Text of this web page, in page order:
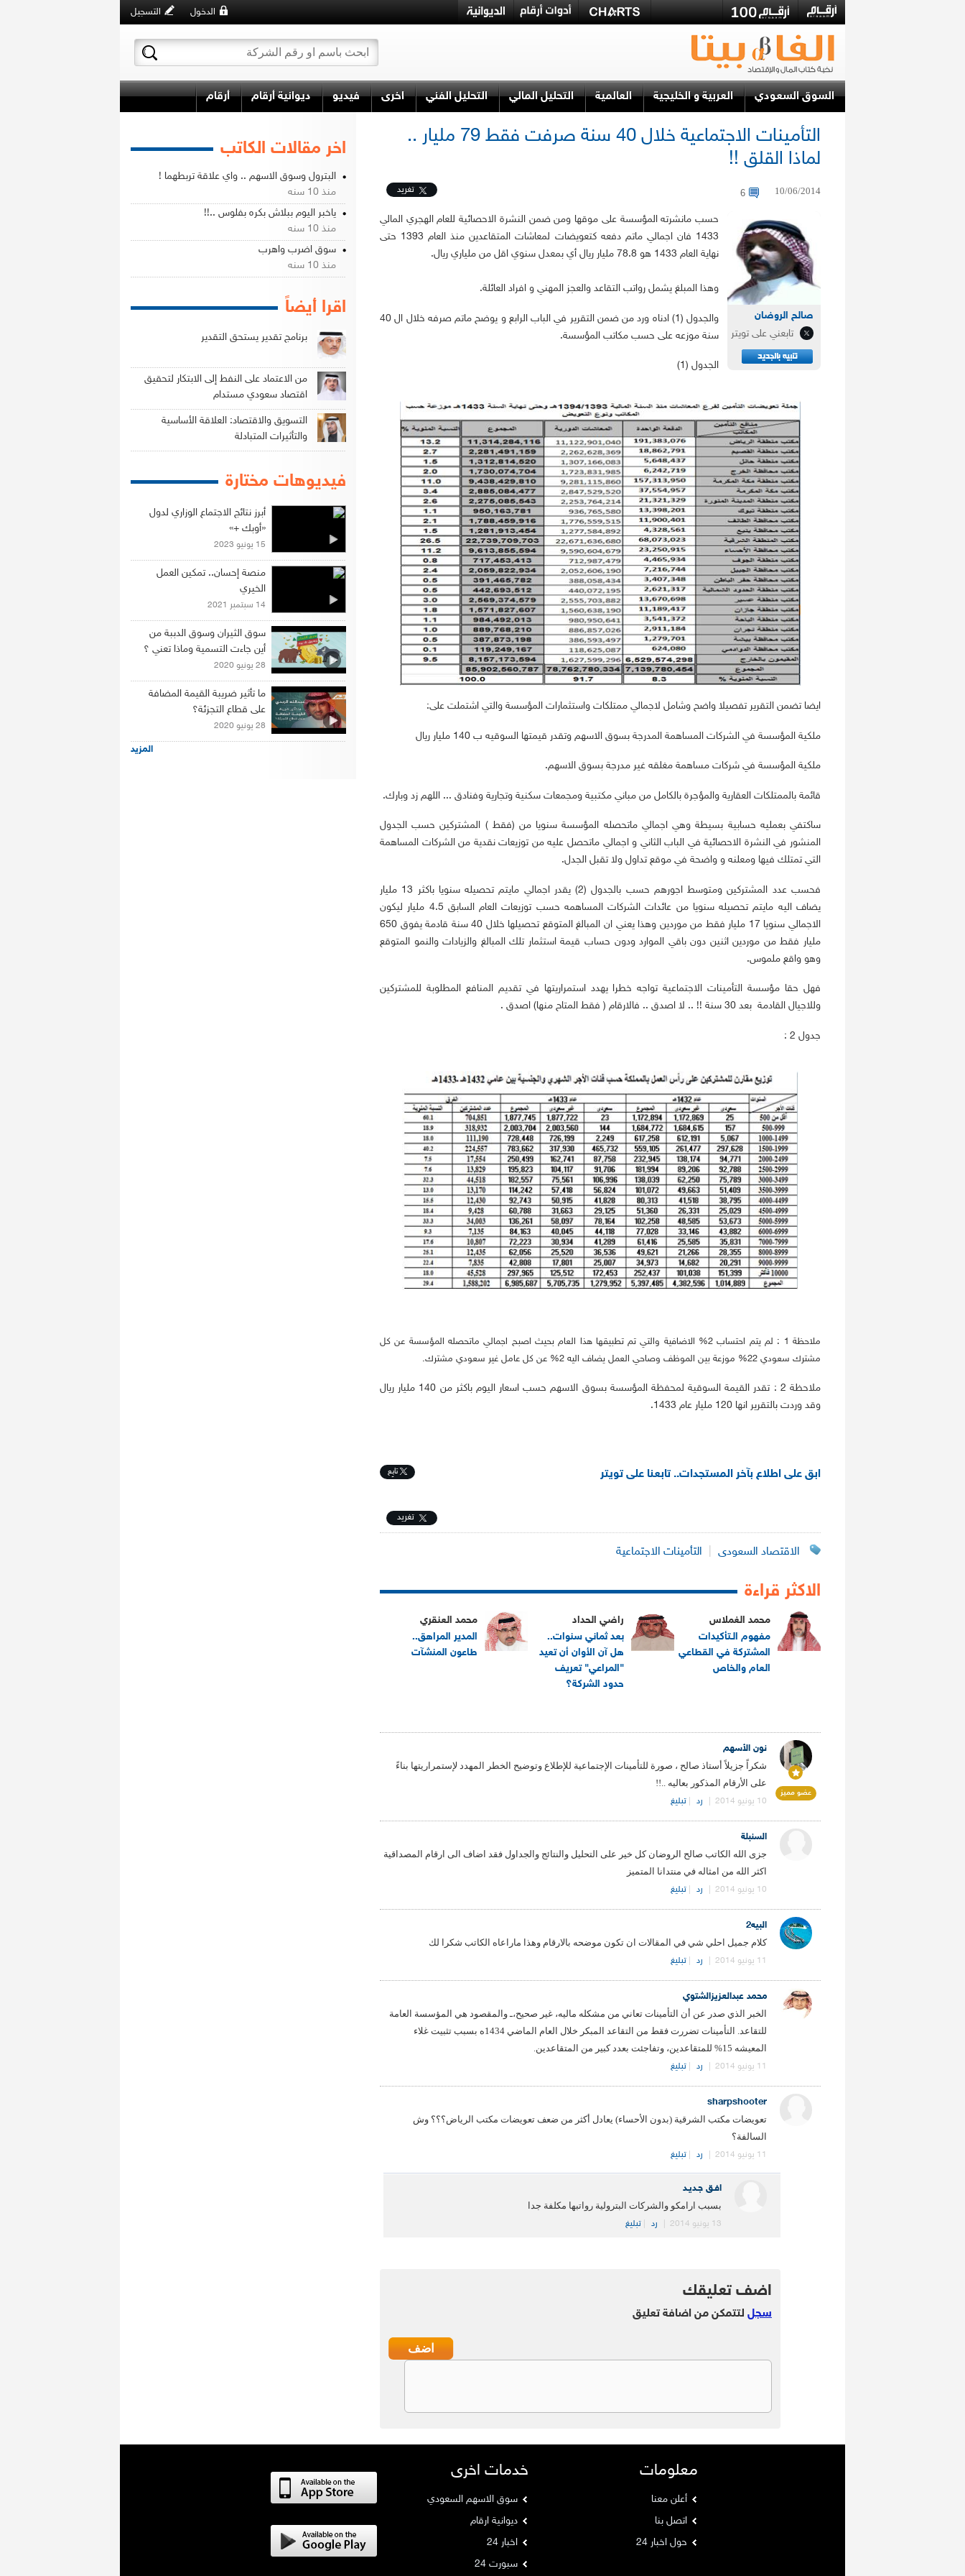
التسجيل الدخول
السوق السعودي العربية و الخليجية العالمية التحليل المالي التحليل الفني اخرى فيديو ديوانية أرقام أرقام
التأمينات الاجتماعية خلال 40 سنة صرفت فقط 79 مليار ..
لماذا القلق !!
10/06/2014
6 تغريد
صالح الروضان
تابعني على تويتر
حسب مانشرته المؤسسة على موقها ومن ضمن النشرة الاحصائية للعام الهجري المالي
1433 فان اجمالي ماتم دفعه كتعويضات لمعاشات المتقاعدين منذ العام 1393 حتى
نهاية العام 1433 هو 78.8 مليار ريال أي بمعدل سنوي اقل من ملياري ريال.
وهذا المبلغ يشمل رواتب التقاعد والعجز المهني و افراد العائلة.
والجدول (1) ادناه ورد من ضمن التقرير في الباب الرابع و يوضح ماتم صرفه خلال ال 40
سنة موزعه على حسب مكاتب المؤسسة.
الجدول (1)
ايضا تضمن التقرير تفصيلا واضح وشامل لاجمالي ممتلكات واستثمارات المؤسسة والتي اشتملت على:
ملكية المؤسسة في الشركات المساهمة المدرجة بسوق الاسهم وتقدر قيمتها السوقيه ب 140 مليار ريال
ملكية المؤسسة في شركات مساهمة مغلقه غير مدرجة بسوق الاسهم.
قائمة بالممتلكات العقارية والمؤجرة بالكامل من مباني مكتبية ومجمعات سكنية وتجارية وفنادق ... اللهم زد وبارك.
ساكتفي بعمليه حسابية بسيطة وهي اجمالي ماتحصله المؤسسة سنويا من (فقط ) المشتركين حسب الجدول
المنشور في النشرة الاحصائية في الباب الثاني و اجمالي ماتحصل عليه من توزيعات نقدية من الشركات المساهمة
التي تمتلك فيها ومعلنه و واضحة في موقع تداول ولا تقبل الجدل.
فحسب عدد المشتركين ومتوسط اجورهم حسب بالجدول (2) يقدر اجمالي مايتم تحصيله سنويا باكثر 13 مليار
يضاف اليه مايتم تحصيله سنويا من عائدات الشركات المساهمه حسب توزيعات العام السابق 4.5 مليار ليكون
الاجمالي سنويا 17 مليار فقط من موردين وهذا يعني ان المبالغ المتوقع تحصيلها خلال 40 سنة قادمة يفوق 650
مليار فقط من موردين اثنين دون باقي الموارد ودون حساب قيمة استثمار تلك المبالغ والزيادات والنمو المتوقع
وهو واقع ملموس.
فهل حقا مؤسسة التأمينات الاجتماعية تواجه خطرا يهدد استمراريتها في تقديم المنافع المطلوبة للمشتركين
وللاجيال القادمة بعد 30 سنة !! .. لا اصدق .. فالارقام ( فقط المتاح منها) اصدق .
جدول 2 :
ملاحظة 1 : لم يتم احتساب 2% الاضافية والتي تم تطبيقها هذا العام بحيث اصبح اجمالي ماتحصله المؤسسة عن كل
مشترك سعودي 22% موزعة بين الموظف وصاحي العمل يضاف اليه 2% عن كل عامل غير سعودي مشترك.
ملاحظة 2 : تقدر القيمة السوقية لمحفظة المؤسسة بسوق الاسهم حسب اسعار اليوم باكثر من 140 مليار ريال
وقد وردت بالتقرير انها 120 مليار عام 1433.
ابق على اطلاع بآخر المستجدات.. تابعنا على تويتر تابِع
تغريد
الاقتصاد السعودى التأمينات الاجتماعية
الاكثر قراءة
محمد الغملاس
مفهوم الـتأكيدات
المشتركة في القطاعي
العام والخاص
راضي الحداد
بعد ثماني سنوات..
هل آن الأوان أن تعيد
"المراعي" تعريف
حدود الشركة؟
محمد العنقري
المدير المراهق..
طاعون المنشآت
عضو مميز
نون الأسهم
شكراً جزيلاً أستاذ صالح ، صورة للتأمينات الإجتماعية للإطلاع وتوضيح الخطر المهدد لإستمراريتها بناءً
على الأرقام المذكور بعاليه ..!!
10 يونيو 2014 رد تبليغ
السنبلة
جزى الله الكاتب صالح الروضان كل خير على التحليل والنتائج والجداول فقد اضاف الى ارقام المصداقية
اكثر الله من امثاله في منتدانا المتميز
10 يونيو 2014 رد تبليغ
البيه2
كلام جميل احلي شي في المقالات ان تكون موضحه بالارقام وهذا ماراعاه الكاتب شكرا لك
11 يونيو 2014 رد تبليغ
محمد عبدالعزيزالشتوي
الخبر الذي صدر عن أن التأمينات تعاني من مشكله ماليه، غير صحيح،ـ والمقصود هي المؤسسة العامة
للتقاعد. التأمينات تضررت فقط من التقاعد المبكر خلال العام الماضي 1434ه بسبب تثبيت غلاء
المعيشه 15% للمتقاعدين، وتفاجئت بعدد كبير من المتقاعدين.
11 يونيو 2014 رد تبليغ
sharpshooter
تعويضات مكتب الشرقية (بدون الأحساء) يعادل أكثر من ضعف تعويضات مكتب الرياض؟؟؟ وش
السالفة؟
11 يونيو 2014 رد تبليغ
افـق جـديـد
بسبب ارامكو والشركات البترولية رواتبها مكلفة جدا
13 يونيو 2014 رد تبليغ
اضف تعليقك
سجل لتتمكن من اضافة تعليق
اخر مقالات الكاتب
البترول وسوق الاسهم .. واي علاقة تربطهما !
منذ 10 سنه
ياخبر اليوم ببلاش بكره بفلوس ..!!
منذ 10 سنه
سوق اضرب واهرب
منذ 10 سنه
اقرا أيضاً
برنامج تقدير يستحق التقدير
من الاعتماد على النفط إلى الابتكار لتحقيق
اقتصاد سعودي مستدام
التسويق والاقتصاد: العلاقة الأساسية
والتأثيرات المتبادلة
فيديوهات مختارة
أبرز نتائج الاجتماع الوزاري لدول
«أوبك +»
15 يونيو 2023
منصة إحسان.. تمكين العمل
الخيري
14 سبتمبر 2021
سوق الثيران وسوق الدببة من
أين جاءت التسمية وماذا تعني ؟
28 يونيو 2020
ما تأثير ضريبة القيمة المضافة
على قطاع التجزئة؟
28 يونيو 2020
المزيد
معلومات
أعلن معنا
اتصل بنا
حول اخبار 24
خدمات اخرى
سوق الاسهم السعودي
ديوانية ارقام
اخبار 24
سبورت 24